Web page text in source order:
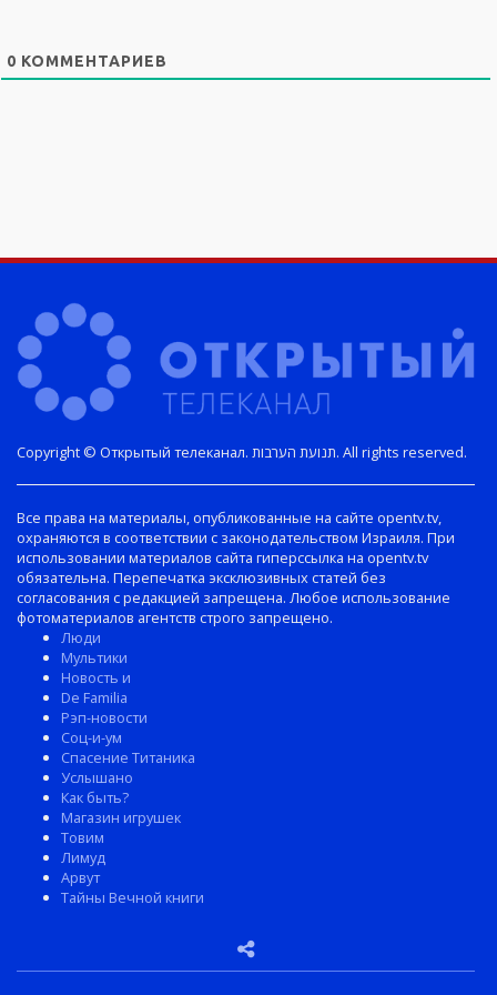
0 КОММЕНТАРИЕВ
Copyright © Открытый телеканал. תנועת הערבות. All rights reserved.
Все права на материалы, опубликованные на сайте opentv.tv,
охраняются в соответствии с законодательством Израиля. При
использовании материалов сайта гиперссылка на opentv.tv
обязательна. Перепечатка эксклюзивных статей без
согласования с редакцией запрещена. Любое использование
фотоматериалов агентств строго запрещено.
Люди
Мультики
Новость и
De Familia
Рэп-новости
Соц-и-ум
Спасение Титаника
Услышано
Как быть?
Магазин игрушек
Товим
Лимуд
Арвут
Тайны Вечной книги